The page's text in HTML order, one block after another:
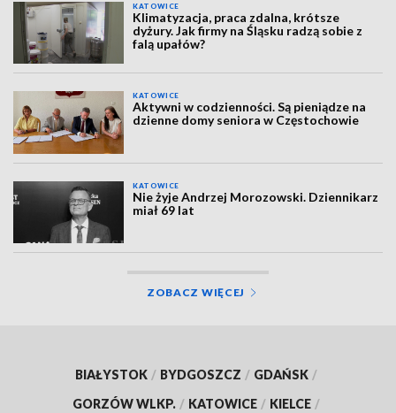
KATOWICE
Klimatyzacja, praca zdalna, krótsze
dyżury. Jak firmy na Śląsku radzą sobie z
falą upałów?
KATOWICE
Aktywni w codzienności. Są pieniądze na
dzienne domy seniora w Częstochowie
KATOWICE
Nie żyje Andrzej Morozowski. Dziennikarz
miał 69 lat
ZOBACZ WIĘCEJ
BIAŁYSTOK / BYDGOSZCZ / GDAŃSK /
GORZÓW WLKP. / KATOWICE / KIELCE /